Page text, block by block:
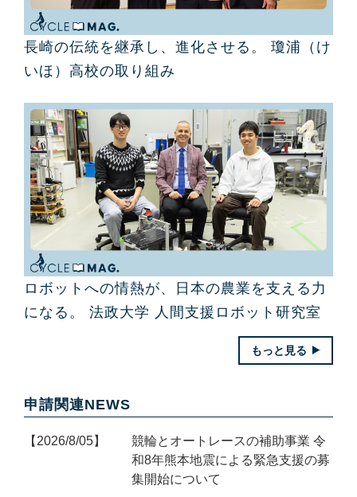
長崎の伝統を継承し、進化させる。 瓊浦（け
いほ）高校の取り組み
ロボットへの情熱が、日本の農業を支える力
になる。 法政大学 人間支援ロボット研究室
もっと見る
申請関連NEWS
2026/8/05
競輪とオートレースの補助事業 令
和8年熊本地震による緊急支援の募
集開始について